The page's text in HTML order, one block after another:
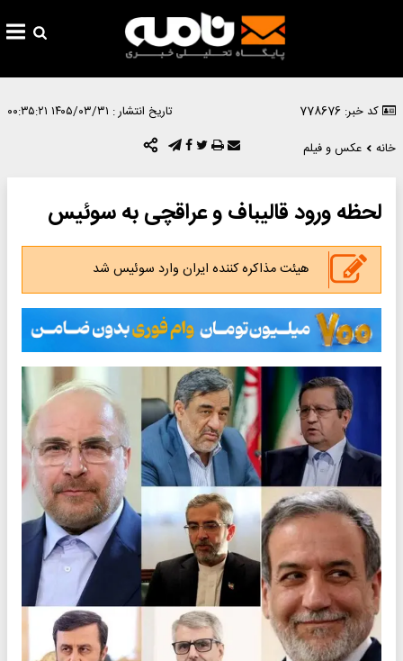
کد خبر: 778676 تاریخ انتشار : ۱۴۰۵/۰۳/۳۱ ۰۰:۳۵:۲۱
خانه
عکس و فیلم
لحظه ورود قالیباف و عراقچی به سوئیس
هیئت مذاکره کننده ایران وارد سوئیس شد